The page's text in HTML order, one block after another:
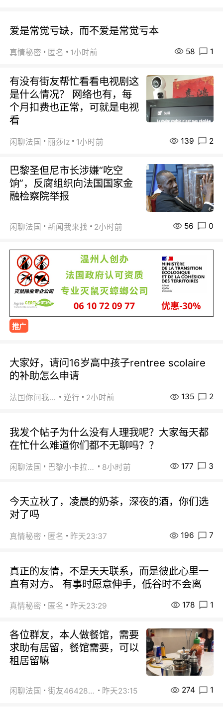
爱是常觉亏缺，而不爱是常觉亏本
真情秘密 匿名 1小时前 58 1
有没有街友帮忙看看电视剧这
是什么情况？ 网络也有，每
个月扣费也正常，可就是电视
看
闲聊法国 丽莎lz 1小时前 139 2
巴黎圣但尼市长涉嫌“吃空
饷”，反腐组织向法国国家金
融检察院举报
闲聊法国 新闻我来找 2小时前 56 0
推广
大家好，请问16岁高中孩子rentree scolaire
的补助怎么申请
法国你问我答 逆行 2小时前 135 2
我发个帖子为什么没有人理我呢？大家每天都
在忙什么难道你们都不无聊吗？？
闲聊法国 巴黎小卡拉咪 8小时前 177 3
今天立秋了，凌晨的奶茶，深夜的酒，你们选
对了吗
真情秘密 匿名 昨天23:37 196 7
真正的友情，不是天天联系，而是彼此心里一
直有对方。 有事时愿意伸手，低谷时不会离
真情秘密 匿名 昨天23:29 178 1
各位群友，本人做餐馆，需要
求助有居留，餐馆需要，可以
租居留嘛
闲聊法国 街友46428878 昨天23:15 274 1